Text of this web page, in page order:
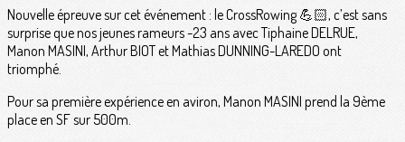
Nouvelle épreuve sur cet événement : le CrossRowing 💪🏻, c’est sans
surprise que nos jeunes rameurs -23 ans avec Tiphaine DELRUE,
Manon MASINI, Arthur BIOT et Mathias DUNNING-LAREDO ont
triomphé.
Pour sa première expérience en aviron, Manon MASINI prend la 9ème
place en SF sur 500m.